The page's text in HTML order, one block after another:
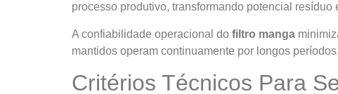
processo produtivo, transformando potencial
A confiabilidade operacional do filtro manga
mantidos operam continuamente por longos
Critérios Técnicos Para